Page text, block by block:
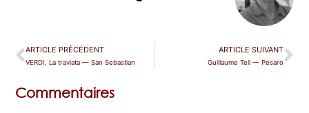
ARTICLE PRÉCÉDENT
VERDI, La traviata — San Sebastian
ARTICLE SUIVANT
Guillaume Tell — Pesaro
Commentaires